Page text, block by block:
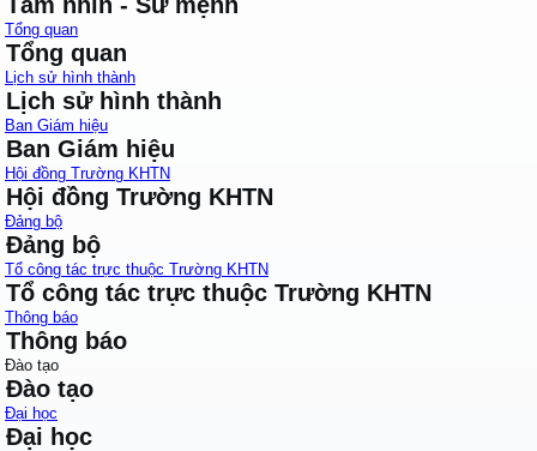
Tổng quan
Tổng quan
Lịch sử hình thành
Lịch sử hình thành
Ban Giám hiệu
Ban Giám hiệu
Hội đồng Trường KHTN
Hội đồng Trường KHTN
Đảng bộ
Đảng bộ
Tổ công tác trực thuộc Trường KHTN
Tổ công tác trực thuộc Trường KHTN
Thông báo
Thông báo
Đào tạo
Đào tạo
Đại học
Đại học